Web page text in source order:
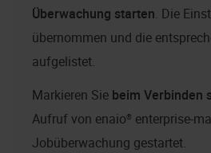
Überwachung starten. Die
übernommen und die
aufgelistet.
Markieren Sie beim Verbinden
Aufruf von enaio® enterprise-
Jobüberwachung gestartet.